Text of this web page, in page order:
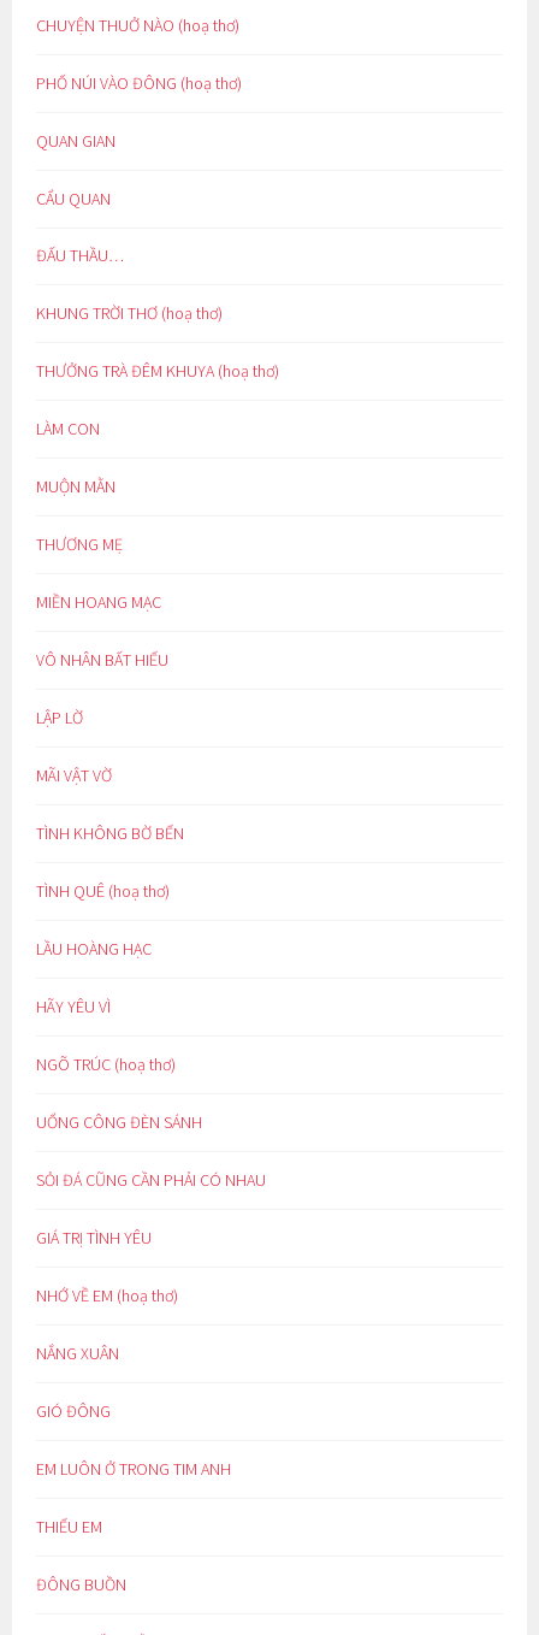
CHUYỆN THUỞ NÀO (hoạ thơ)
PHỐ NÚI VÀO ĐÔNG (hoạ thơ)
QUAN GIAN
CẨU QUAN
ĐẤU THẦU…
KHUNG TRỜI THƠ (hoạ thơ)
THƯỞNG TRÀ ĐÊM KHUYA (hoạ thơ)
LÀM CON
MUỘN MẰN
THƯƠNG MẸ
MIỀN HOANG MẠC
VÔ NHÂN BẤT HIẾU
LẬP LỜ
MÃI VẬT VỜ
TÌNH KHÔNG BỜ BẾN
TÌNH QUÊ (hoạ thơ)
LẦU HOÀNG HẠC
HÃY YÊU VÌ
NGÕ TRÚC (hoạ thơ)
UỔNG CÔNG ĐÈN SÁNH
SỎI ĐÁ CŨNG CẦN PHẢI CÓ NHAU
GIÁ TRỊ TÌNH YÊU
NHỚ VỀ EM (hoạ thơ)
NẮNG XUÂN
GIÓ ĐÔNG
EM LUÔN Ở TRONG TIM ANH
THIẾU EM
ĐÔNG BUỒN